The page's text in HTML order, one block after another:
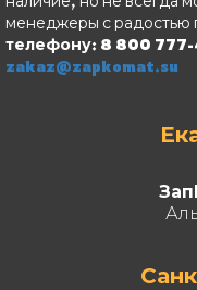
менеджеры с радостью
телефону: 8 800
zakaz@zapkomat.su